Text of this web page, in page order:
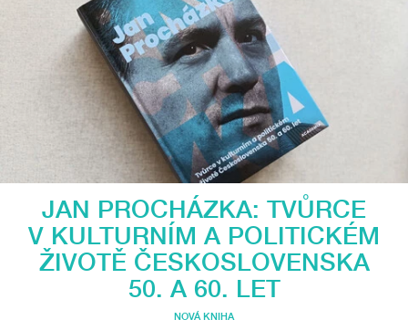
JAN PROCHÁZKA: TVŮRCE
V KULTURNÍM A POLITICKÉM
ŽIVOTĚ ČESKOSLOVENSKA
50. A 60. LET
NOVÁ KNIHA